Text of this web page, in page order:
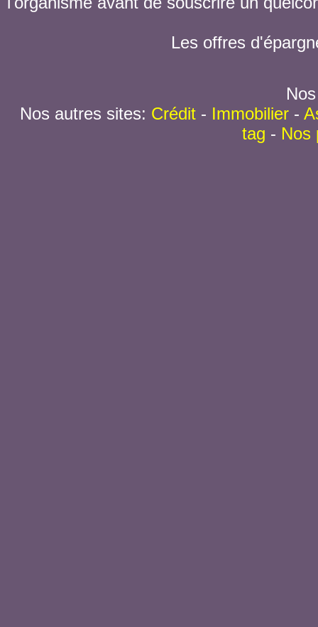
Les offres
Nos autres sites: Crédit- Immobilier-
tag - Nos